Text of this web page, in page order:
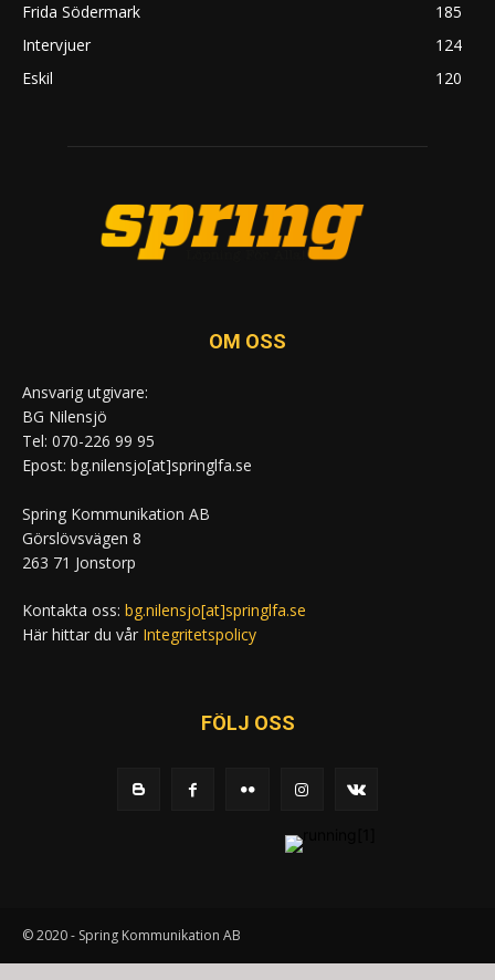
Frida Södermark
185
Intervjuer
124
Eskil
120
OM OSS
Ansvarig utgivare:
BG Nilensjö
Tel: 070-226 99 95
Epost: bg.nilensjo[at]springlfa.se
Spring Kommunikation AB
Görslövsvägen 8
263 71 Jonstorp
Kontakta oss: bg.nilensjo[at]springlfa.se
Här hittar du vår Integritetspolicy
FÖLJ OSS
© 2020 - Spring Kommunikation AB